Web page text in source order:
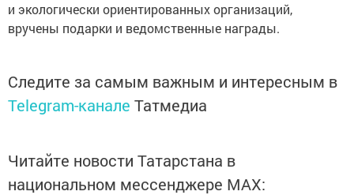
и экологически ориентированных организаций,
вручены подарки и ведомственные награды.
Следите за самым важным и интересным в
Telegram-канале Татмедиа
Читайте новости Татарстана в
национальном мессенджере MАХ: